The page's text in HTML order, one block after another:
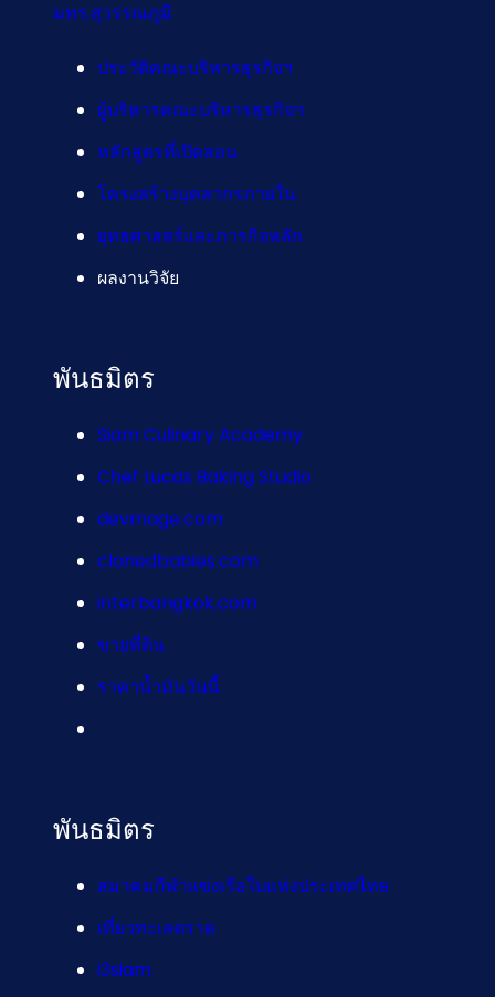
มทร.สุวรรณภูมิ
ประวัติคณะบริหารธุรกิจฯ
ผู้บริหารคณะบริหารธุรกิจฯ
หลักสูตรที่เปิดสอน
โครงสร้างบุคลากรภายใน
ยุทธศาสตร์และภารกิจหลัก
ผลงานวิจัย
พันธมิตร
Siam Culinary Academy
Chef Lucas Baking Studio
devmage.com
clonedbabies.com
interbangkok.com
ขายที่ดิน
ราคาน้ำมันวันนี้
พันธมิตร
สมาคมกีฬาแข่งเรือใบแห่งประเทศไทย
เที่ยวทะเลตราด
i3siam